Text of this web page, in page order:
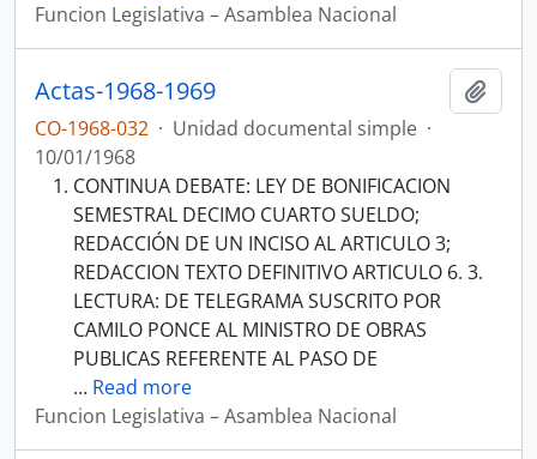
Funcion Legislativa – Asamblea Nacional
Actas-1968-1969
CO-1968-032 · Unidad documental simple ·
10/01/1968
CONTINUA DEBATE: LEY DE BONIFICACION
SEMESTRAL DECIMO CUARTO SUELDO;
REDACCIÓN DE UN INCISO AL ARTICULO 3;
REDACCION TEXTO DEFINITIVO ARTICULO 6. 3.
LECTURA: DE TELEGRAMA SUSCRITO POR
CAMILO PONCE AL MINISTRO DE OBRAS
PUBLICAS REFERENTE AL PASO DE
… Read more
Funcion Legislativa – Asamblea Nacional